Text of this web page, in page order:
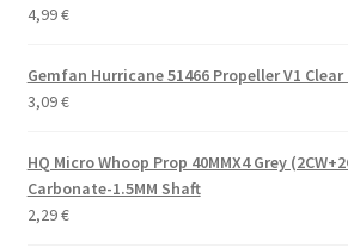
4,99€
Gemfan Hurricane 51466 Propeller V1 Clear
3,09€
HQ Micro Whoop Prop 40MMX4 Grey
Carbonate-1.5MM Shaft
2,29€